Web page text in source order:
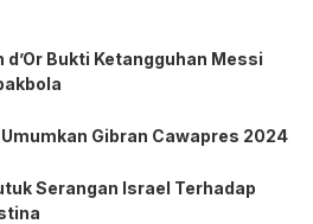
Bukti Ketangguhan Messi
Gibran Cawapres 2024
Serangan Israel Terhadap